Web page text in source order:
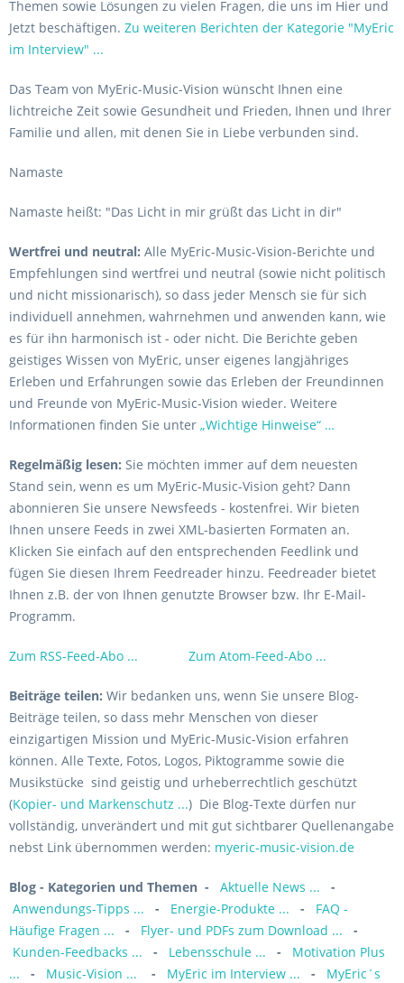
Themen sowie Lösungen zu vielen Fragen, die uns im Hier und
Jetzt beschäftigen. Zu weiteren Berichten der Kategorie "MyEric
im Interview" ...
Das Team von MyEric-Music-Vision wünscht Ihnen eine
lichtreiche Zeit sowie Gesundheit und Frieden, Ihnen und Ihrer
Familie und allen, mit denen Sie in Liebe verbunden sind.
Namaste
Namaste heißt: "Das Licht in mir grüßt das Licht in dir"
Wertfrei und neutral: Alle MyEric-Music-Vision-Berichte und
Empfehlungen sind wertfrei und neutral (sowie nicht politisch
und nicht missionarisch), so dass jeder Mensch sie für sich
individuell annehmen, wahrnehmen und anwenden kann, wie
es für ihn harmonisch ist - oder nicht. Die Berichte geben
geistiges Wissen von MyEric, unser eigenes langjähriges
Erleben und Erfahrungen sowie das Erleben der Freundinnen
und Freunde von MyEric-Music-Vision wieder. Weitere
Informationen finden Sie unter „Wichtige Hinweise“ …
Regelmäßig lesen: Sie möchten immer auf dem neuesten
Stand sein, wenn es um MyEric-Music-Vision geht? Dann
abonnieren Sie unsere Newsfeeds - kostenfrei. Wir bieten
Ihnen unsere Feeds in zwei XML-basierten Formaten an.
Klicken Sie einfach auf den entsprechenden Feedlink und
fügen Sie diesen Ihrem Feedreader hinzu. Feedreader bietet
Ihnen z.B. der von Ihnen genutzte Browser bzw. Ihr E-Mail-
Programm.
Zum RSS-Feed-Abo ... Zum Atom-Feed-Abo ...
Beiträge teilen: Wir bedanken uns, wenn Sie unsere Blog-
Beiträge teilen, so dass mehr Menschen von dieser
einzigartigen Mission und MyEric-Music-Vision erfahren
können. Alle Texte, Fotos, Logos, Piktogramme sowie die
Musikstücke sind geistig und urheberrechtlich geschützt
(Kopier- und Markenschutz ...) Die Blog-Texte dürfen nur
vollständig, unverändert und mit gut sichtbarer Quellenangabe
nebst Link übernommen werden: myeric-music-vision.de
Blog - Kategorien und Themen - Aktuelle News ...
-
Anwendungs-Tipps ... - Energie-Produkte ... -
FAQ -
Häufige Fragen ... - Flyer- und PDFs zum Download ...
-
Kunden-Feedbacks ...
- Lebensschule ... -
Motivation Plus
...
- Music-Vision ... - MyEric im Interview ... - MyEric´s